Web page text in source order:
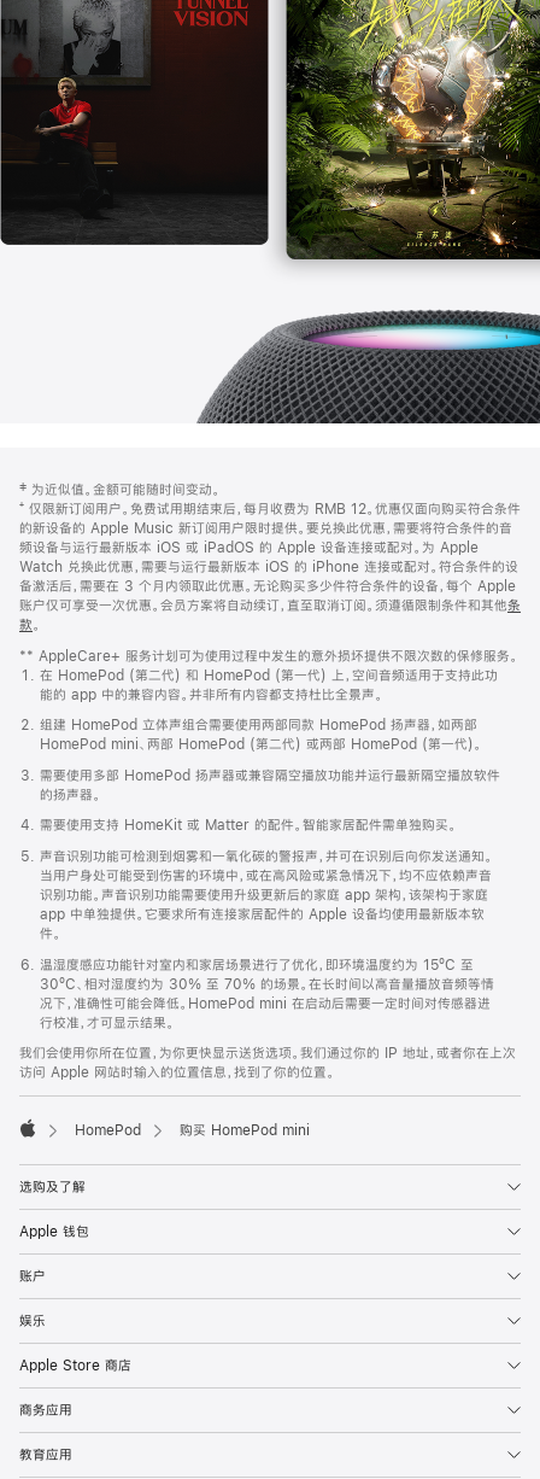
中
打
开)
页
页
脚
注
‡ 为近似值。金额可能随时间变动。
⁺ 仅限新订阅用户。免费试用期结束后，每月收费为 RMB 12。优惠仅面向购买符合条件
的新设备的 Apple Music 新订阅用户限时提供。要兑换此优惠，需要将符合条件的音
频设备与运行最新版本 iOS 或 iPadOS 的 Apple 设备连接或配对。为 Apple
Watch 兑换此优惠，需要与运行最新版本 iOS 的 iPhone 连接或配对。符合条件的设
备激活后，需要在 3 个月内领取此优惠。无论购买多少件符合条件的设备，每个 Apple
账户仅可享受一次优惠。会员方案将自动续订，直至取消订阅。须遵循限制条件和其他条
款。
窗
口
中
打
开)
** AppleCare+ 服务计划可为使用过程中发生的意外损坏提供不限次数的保修服务。
在 HomePod (第二代) 和 HomePod (第一代) 上，空间音频适用于支持此功
能的 app 中的兼容内容。并非所有内容都支持杜比全景声。
组建 HomePod 立体声组合需要使用两部同款 HomePod 扬声器，如两部
HomePod mini、两部 HomePod (第二代) 或两部 HomePod (第一代)。
需要使用多部 HomePod 扬声器或兼容隔空播放功能并运行最新隔空播放软件
的扬声器。
需要使用支持 HomeKit 或 Matter 的配件。智能家居配件需单独购买。
声音识别功能可检测到烟雾和一氧化碳的警报声，并可在识别后向你发送通知。
当用户身处可能受到伤害的环境中，或在高风险或紧急情况下，均不应依赖声音
识别功能。声音识别功能需要使用升级更新后的家庭 app 架构，该架构于家庭
app 中单独提供。它要求所有连接家居配件的 Apple 设备均使用最新版本软
件。
温湿度感应功能针对室内和家居场景进行了优化，即环境温度约为 15ºC 至
30ºC、相对湿度约为 30% 至 70% 的场景。在长时间以高音量播放音频等情
况下，准确性可能会降低。HomePod mini 在启动后需要一定时间对传感器进
行校准，才可显示结果。
我们会使用你所在位置，为你更快显示送货选项。我们通过你的 IP 地址，或者你在上次
访问 Apple 网站时输入的位置信息，找到了你的位置。
HomePod 购买 HomePod mini
选购及了解
Apple 钱包
账户
娱乐
Apple Store 商店
商务应用
教育应用